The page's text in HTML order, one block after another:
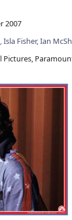
2007
Isla Fisher,Ian